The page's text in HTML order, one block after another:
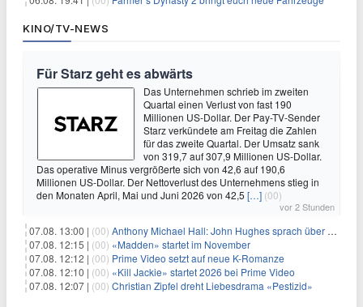
KINO/TV-NEWS
Für Starz geht es abwärts
Das Unternehmen schrieb im zweiten
Quartal einen Verlust von fast 190
Millionen US-Dollar. Der Pay-TV-Sender
Starz verkündete am Freitag die Zahlen
für das zweite Quartal. Der Umsatz sank
von 319,7 auf 307,9 Millionen US-Dollar.
Das operative Minus vergrößerte sich von 42,6 auf 190,6
Millionen US-Dollar. Der Nettoverlust des Unternehmens stieg in
den Monaten April, Mai und Juni 2026 von 42,5 […] (00)
vor 2 Stunden
07.08. 13:00 | (00) Anthony Michael Hall: John Hughes sprach über eine Fortsetzung von 'The Breakfast Club'
07.08. 12:15 | (00) «Madden» startet im November
07.08. 12:12 | (00) Prime Video setzt auf neue K-Romanze
07.08. 12:10 | (00) «Kill Jackie» startet 2026 bei Prime Video
07.08. 12:07 | (00) Christian Zipfel dreht Liebesdrama «Pestizid»